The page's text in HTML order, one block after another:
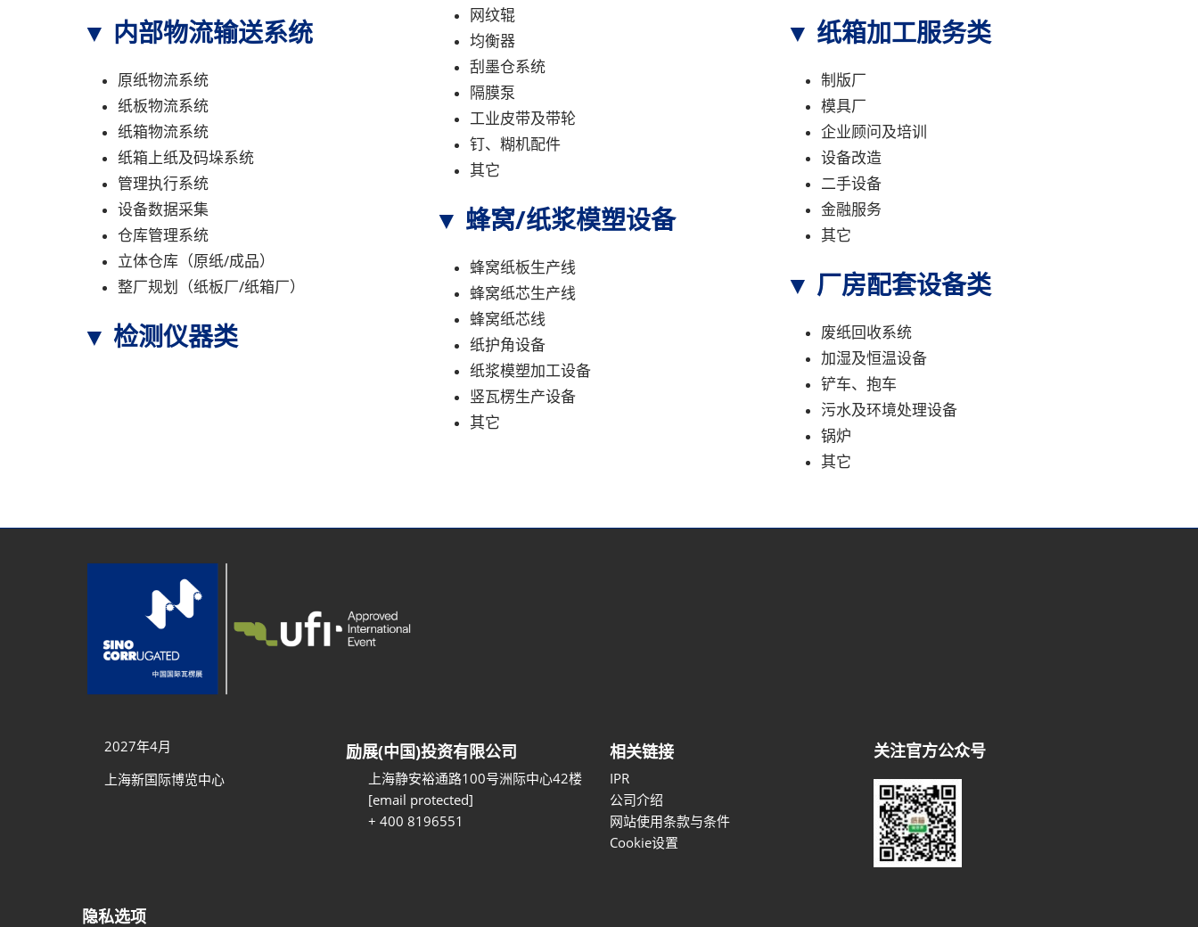
▼ 内部物流输送系统
原纸物流系统
纸板物流系统
纸箱物流系统
纸箱上纸及码垛系统
管理执行系统
设备数据采集
仓库管理系统
立体仓库（原纸/成品）
整厂规划（纸板厂/纸箱厂）
▼ 检测仪器类
网纹辊
均衡器
刮墨仓系统
隔膜泵
工业皮带及带轮
钉、糊机配件
其它
▼ 蜂窝/纸浆模塑设备
蜂窝纸板生产线
蜂窝纸芯生产线
蜂窝纸芯线
纸护角设备
纸浆模塑加工设备
竖瓦楞生产设备
其它
▼ 纸箱加工服务类
制版厂
模具厂
企业顾问及培训
设备改造
二手设备
金融服务
其它
▼ 厂房配套设备类
废纸回收系统
加湿及恒温设备
铲车、抱车
污水及环境处理设备
锅炉
其它
2027年4月
上海新国际博览中心
励展(中国)投资有限公司
上海静安裕通路100号洲际中心42楼
[email protected]
+ 400 8196551
相关链接
IPR
公司介绍
网站使用条款与条件
Cookie设置
关注官方公众号
隐私选项